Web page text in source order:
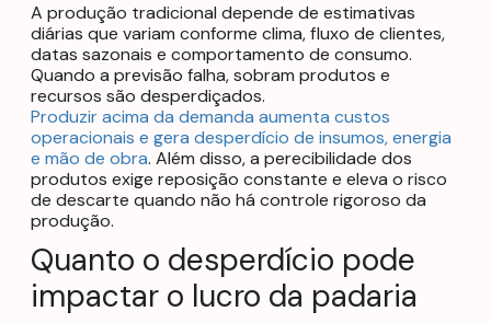
A produção tradicional depende de estimativas
diárias que variam conforme clima, fluxo de clientes,
datas sazonais e comportamento de consumo.
Quando a previsão falha, sobram produtos e
recursos são desperdiçados.
Produzir acima da demanda aumenta custos
operacionais e gera desperdício de insumos, energia
e mão de obra. Além disso, a perecibilidade dos
produtos exige reposição constante e eleva o risco
de descarte quando não há controle rigoroso da
produção.
Quanto o desperdício pode
impactar o lucro da padaria